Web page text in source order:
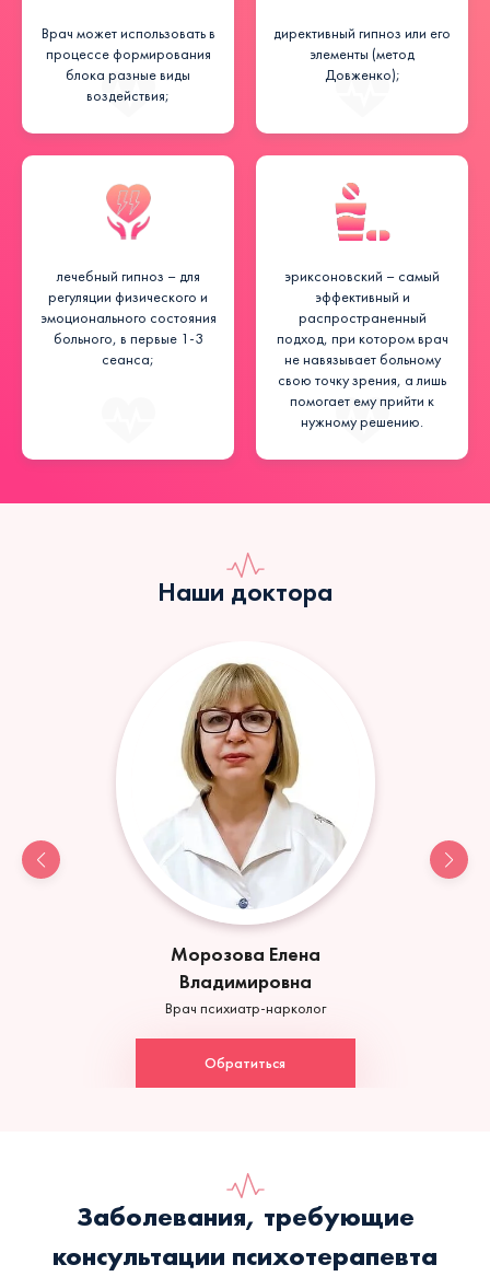
Врач может использовать в
процессе формирования
блока разные виды
воздействия;
директивный гипноз или его
элементы (метод
Довженко);
лечебный гипноз – для
регуляции физического и
эмоционального состояния
больного, в первые 1-3
сеанса;
эриксоновский – самый
эффективный и
распространенный
подход, при котором врач
не навязывает больному
свою точку зрения, а лишь
помогает ему прийти к
нужному решению.
Наши доктора
Морозова Елена
Владимировна
Врач психиатр-нарколог
Обратиться
Заболевания, требующие
консультации психотерапевта